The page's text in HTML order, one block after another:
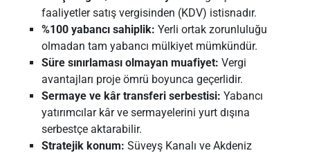
faaliyetler satış vergisinden (KDV) istisnadır.
%100 yabancı sahiplik: Yerli ortak zorunluluğu
olmadan tam yabancı mülkiyet mümkündür.
Süre sınırlaması olmayan muafiyet: Vergi
avantajları proje ömrü boyunca geçerlidir.
Sermaye ve kâr transferi serbestisi: Yabancı
yatırımcılar kâr ve sermayelerini yurt dışına
serbestçe aktarabilir.
Stratejik konum: Süveyş Kanalı ve Akdeniz